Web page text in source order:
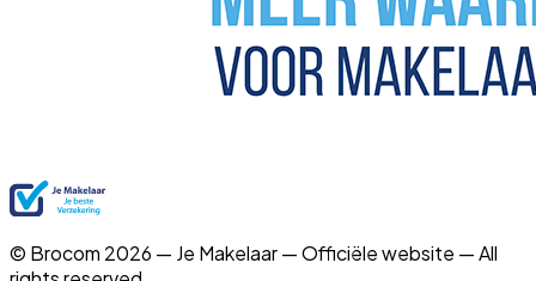
© Brocom 2026 — Je Makelaar — Officiële website — All